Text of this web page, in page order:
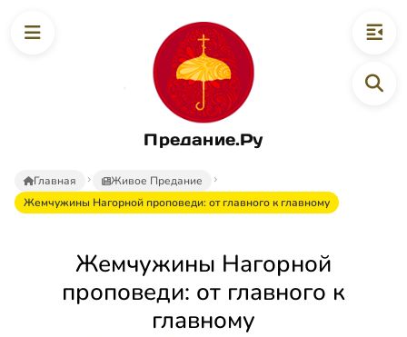
Предание.Ру
Главная
Живое Предание
Жемчужины Нагорной проповеди: от главного к главному
Жемчужины Нагорной
проповеди: от главного к
главному